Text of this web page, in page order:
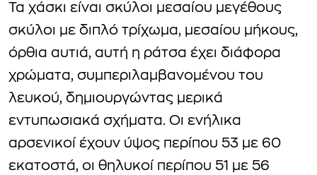
Τα χάσκι είναι σκύλοι μεσαίου μεγέθους
σκύλοι με διπλό τρίχωμα, μεσαίου μήκους,
όρθια αυτιά, αυτή η ράτσα έχει διάφορα
χρώματα, συμπεριλαμβανομένου του
λευκού, δημιουργώντας μερικά
εντυπωσιακά σχήματα. Οι ενήλικα
αρσενικοί έχουν ύψος περίπου 53 με 60
εκατοστά, οι θηλυκοί περίπου 51 με 56